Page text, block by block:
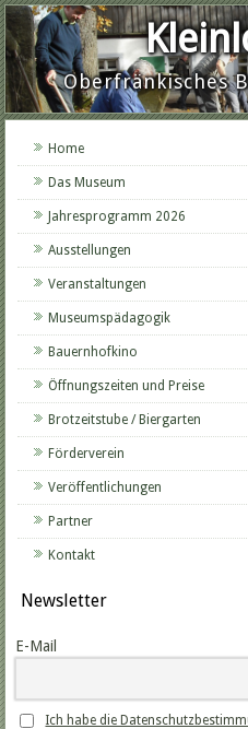
Oberfränkisches
Home
Das Museum
Jahresprogramm 2026
Ausstellungen
Veranstaltungen
Museumspädagogik
Bauernhofkino
Öffnungszeiten und Preise
Brotzeitstube / Biergarten
Förderverein
Veröffentlichungen
Partner
Kontakt
Newsletter
E-Mail
Ich habe die